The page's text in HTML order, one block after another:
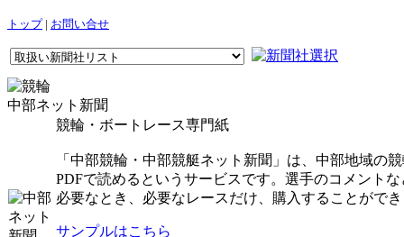
トップ| お問い合せ
中部ネット新聞
競輪・ボートレース専門紙
「中部競輪・中部競艇ネット新聞」は、中部地域の
PDFで読めるというサービスです。選手のコメント
必要なとき、必要なレースだけ、購入することがで
サンプルはこちら